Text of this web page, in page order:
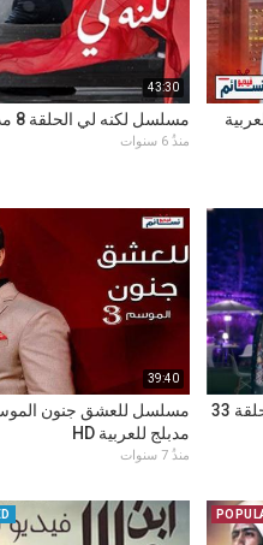
مدبلج للعربية
43:30
مسلسل لكنه لي الحلقة 8 مدبلج للعربية HD
منذُ 6 سنوات
مسلسل سرقت زوجي الموسم الثاني الحلقة 33
39:40
مدبلج للعربية HD
منذُ 7 سنوات